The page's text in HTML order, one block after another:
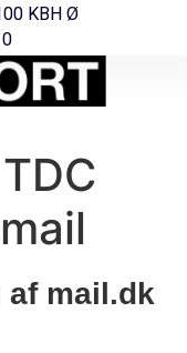
KBH Ø
mail.dk